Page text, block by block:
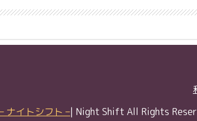
ナイトシフト –| Night Shift All Rights